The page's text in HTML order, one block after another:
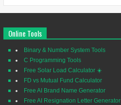
Online Tools
Binary & Number System Tools
C Programming Tools
Free Solar Load Calculator ☀️
FD vs Mutual Fund Calculator
Free AI Brand Name Generator
Free AI Resignation Letter Generator